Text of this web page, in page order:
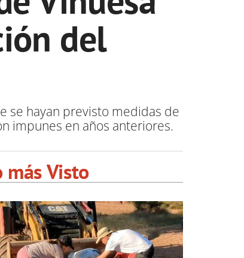
del
se hayan previsto medidas de
impunes en años anteriores.
más Visto